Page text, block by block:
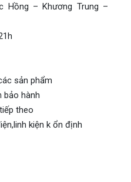
Hồng – Khương Trung –
sản phẩm
bảo hành
theo
kiện k ổn định